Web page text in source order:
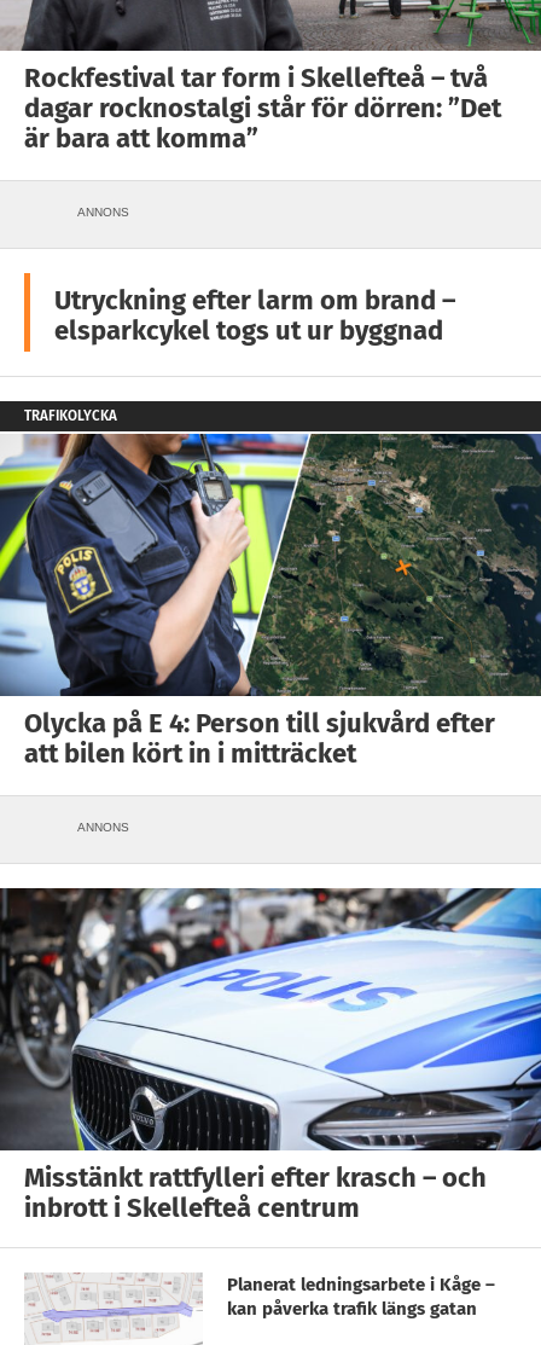
Rockfestival tar form i Skellefteå – två
dagar rocknostalgi står för dörren: ”Det
är bara att komma”
ANNONS
Utryckning efter larm om brand –
elsparkcykel togs ut ur byggnad
TRAFIKOLYCKA
Olycka på E 4: Person till sjukvård efter
att bilen kört in i mitträcket
ANNONS
Misstänkt rattfylleri efter krasch – och
inbrott i Skellefteå centrum
Planerat ledningsarbete i Kåge –
kan påverka trafik längs gatan